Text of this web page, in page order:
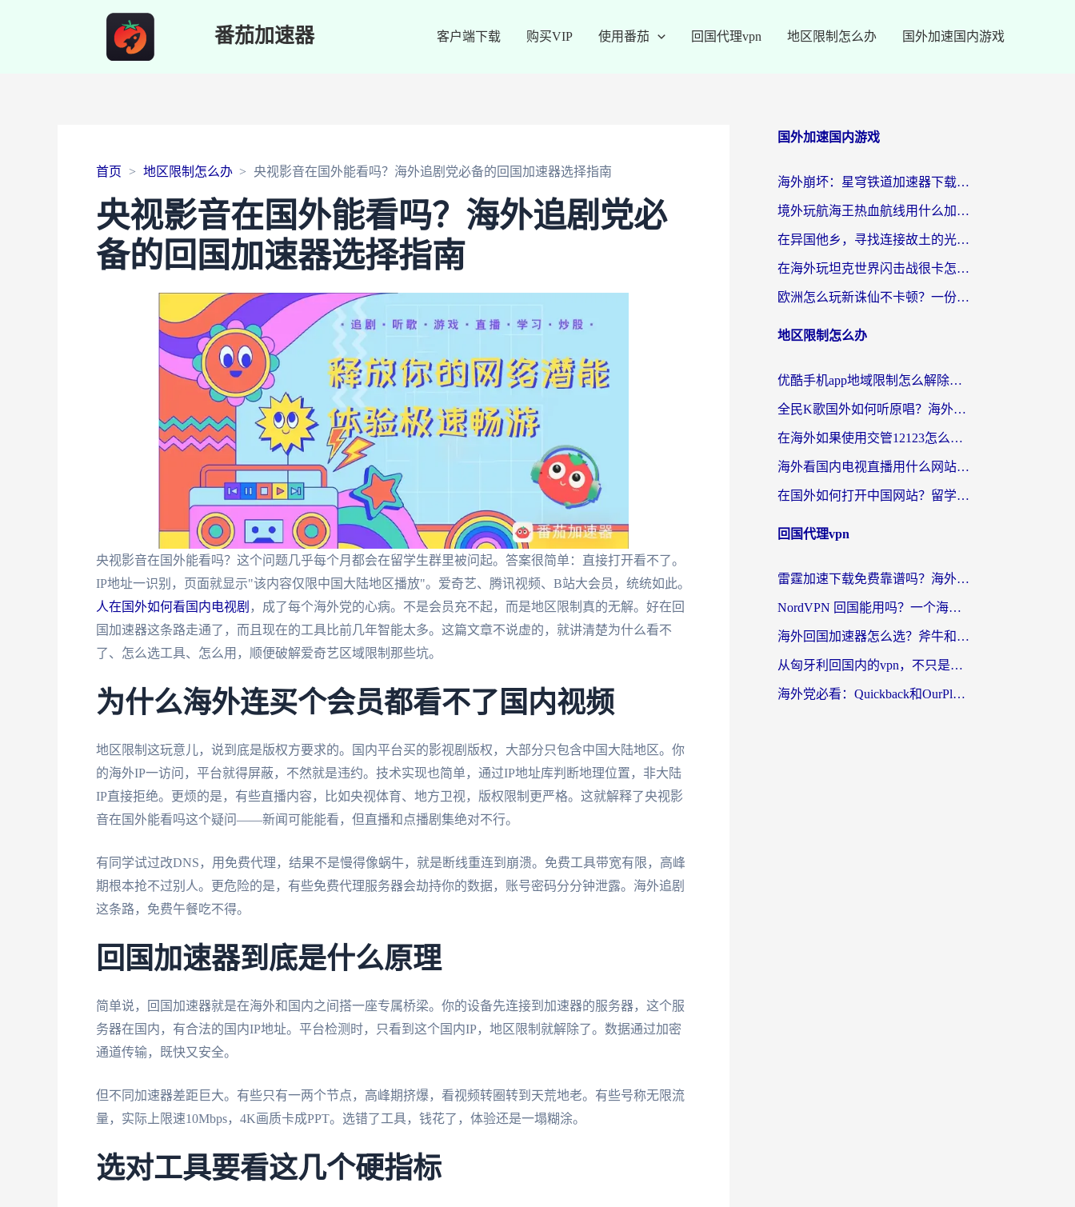
番茄加速器 客户端下载 购买VIP 使用番茄 回国代理vpn 地区限制怎么办 国外加速国内游戏
首页 地区限制怎么办 央视影音在国外能看吗？海外追剧党必备的回国加速器选择指南
央视影音在国外能看吗？海外追剧党必
备的回国加速器选择指南
央视影音在国外能看吗？这个问题几乎每个月都会在留学生群里被问起。答案很简单：直接打开看不了。
IP地址一识别，页面就显示"该内容仅限中国大陆地区播放"。爱奇艺、腾讯视频、B站大会员，统统如此。
人在国外如何看国内电视剧 ，成了每个海外党的心病。不是会员充不起，而是地区限制真的无解。好在回
国加速器这条路走通了，而且现在的工具比前几年智能太多。这篇文章不说虚的，就讲清楚为什么看不
了、怎么选工具、怎么用，顺便破解爱奇艺区域限制那些坑。
为什么海外连买个会员都看不了国内视频
地区限制这玩意儿，说到底是版权方要求的。国内平台买的影视剧版权，大部分只包含中国大陆地区。你
的海外IP一访问，平台就得屏蔽，不然就是违约。技术实现也简单，通过IP地址库判断地理位置，非大陆
IP直接拒绝。更烦的是，有些直播内容，比如央视体育、地方卫视，版权限制更严格。这就解释了央视影
音在国外能看吗这个疑问——新闻可能能看，但直播和点播剧集绝对不行。
有同学试过改DNS，用免费代理，结果不是慢得像蜗牛，就是断线重连到崩溃。免费工具带宽有限，高峰
期根本抢不过别人。更危险的是，有些免费代理服务器会劫持你的数据，账号密码分分钟泄露。海外追剧
这条路，免费午餐吃不得。
回国加速器到底是什么原理
简单说，回国加速器就是在海外和国内之间搭一座专属桥梁。你的设备先连接到加速器的服务器，这个服
务器在国内，有合法的国内IP地址。平台检测时，只看到这个国内IP，地区限制就解除了。数据通过加密
通道传输，既快又安全。
但不同加速器差距巨大。有些只有一两个节点，高峰期挤爆，看视频转圈转到天荒地老。有些号称无限流
量，实际上限速10Mbps，4K画质卡成PPT。选错了工具，钱花了，体验还是一塌糊涂。
选对工具要看这几个硬指标
国外加速国内游戏
海外崩坏：星穹铁道加速器下载安装：一份给游子的终极网络指南
境外玩航海王热血航线用什么加速器？2026海外玩家实测最优方案（附欧洲问道堡垒前线加速技巧）
在异国他乡，寻找连接故土的光明大陆免费加速器
在海外玩坦克世界闪击战很卡怎么办？老玩家亲测有效的加速器选择指南
欧洲怎么玩新诛仙不卡顿？一份给海外游子的国服游戏畅玩指南
地区限制怎么办
优酷手机app地域限制怎么解除？海外党亲测有效的追剧方案
全民K歌国外如何听原唱？海外党亲测有效的回国加速器选择指南
在海外如果使用交管12123怎么处理？留学生亲测有效的回国加速方案
海外看国内电视直播用什么网站比较好？一篇解决你所有追剧难题的实用指南
在国外如何打开中国网站？留学生与海外华人的无缝访问指南
回国代理vpn
雷霆加速下载免费靠谱吗？海外党选回国加速器的避坑指南（附热门工具对比）
NordVPN 回国能用吗？一个海外用户必须面对的真实困境
海外回国加速器怎么选？斧牛和海龟哪个好？一篇帮你避开坑的实用指南
从匈牙利回国内的vpn，不只是为了刷剧那么简单
海外党必看：Quickback和OurPlay好用吗？3分钟选对回国加速器，无缝刷剧玩游戏